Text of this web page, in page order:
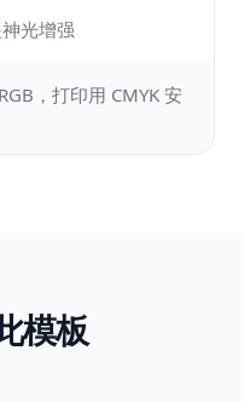
光增强
，打印用 CMYK 安
模板